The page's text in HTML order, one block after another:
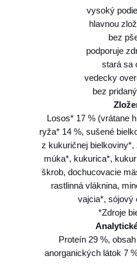
v
e
S
k
i
s
o
vysoký
hlavnou
bez
podporuje
stará sa
vedecky
bez
Losos* 17 % (vrátane
ryža* 14 %, sušené
z kukuričnej
múka*, kukurica*,
škrob, dochucovacie
rastlinná vláknina,
vajcia*, sójový
*Zdroje
Proteín 29 %,
anorganických látok 7